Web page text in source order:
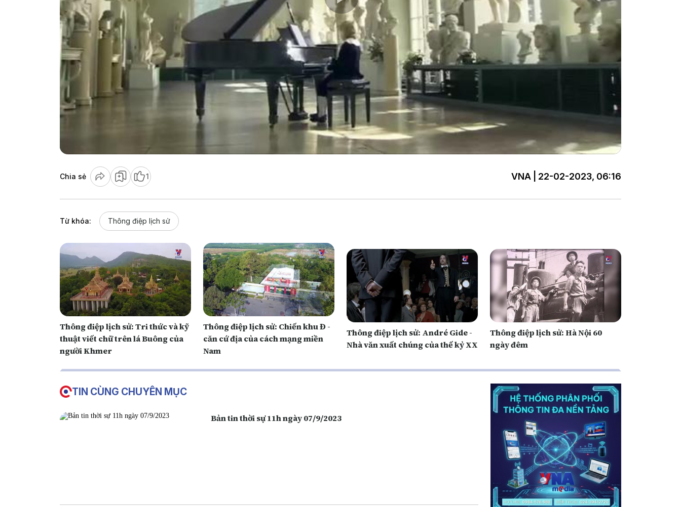
Play
Video
Chia sẻ 1 VNA | 22-02-2023, 06:16
Từ khóa: Thông điệp lịch sử
Thông điệp lịch sử: Tri thức và kỹ
thuật viết chữ trên lá Buông của
người Khmer
Thông điệp lịch sử: Chiến khu Đ -
căn cứ địa của cách mạng miền
Nam
Thông điệp lịch sử: André Gide -
Nhà văn xuất chúng của thế kỷ XX
Thông điệp lịch sử: Hà Nội 60
ngày đêm
TIN CÙNG CHUYÊN MỤC
Bản tin thời sự 11h ngày 07/9/2023